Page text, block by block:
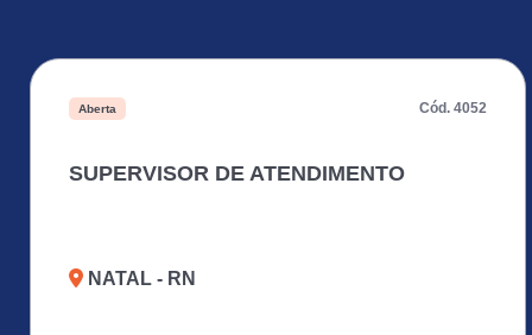
Aberta Cód. 4052
SUPERVISOR DE ATENDIMENTO
NATAL - RN